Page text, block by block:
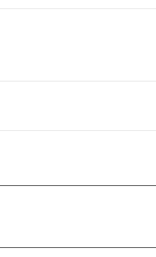
ถามหนี้ เรื่อง การกำหนดอัตร